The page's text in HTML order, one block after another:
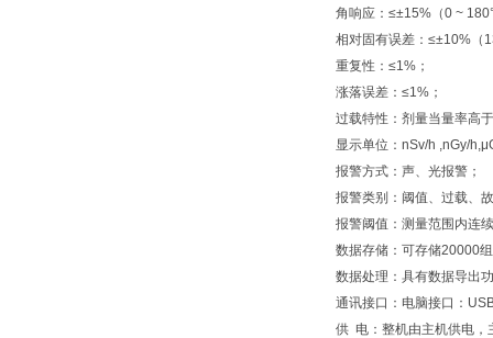
角响应：≤±15%（0 ~
相对固有误差：≤±10%（
重复性：≤1%；
涨落误差：≤1%；
过载特性：剂量当量率高
显示单位：nSv/h ,nGy/
报警方式：声、光报警；
报警类别：阈值、过载、
报警阈值：测量范围内连
数据存储：可存储20000
数据处理：具有数据导出
通讯接口：电脑接口：
供 电：整机由主机供电，